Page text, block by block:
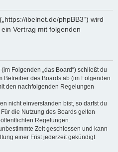
ibelnet.de/phpBB3“) wird
Vertrag mit folgenden
Folgenden „das Board“) schließt du
Betreiber des Boards ab (im Folgenden
den nachfolgenden Regelungen
nicht einverstanden bist, so darfst du
die Nutzung des Boards gelten
Regelungen.
Zeit geschlossen und kann
einer Frist jederzeit gekündigt